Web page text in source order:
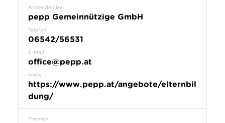
Anmelden bei
pepp Gemeinnützige GmbH
Telefon
06542/56531
E-Mail
office@pepp.at
www
https://www.pepp.at/angebote/elternbil
dung/
Themen